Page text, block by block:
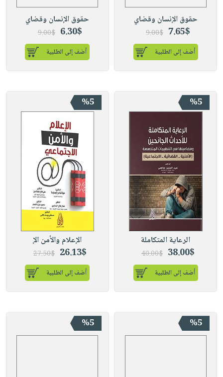
حقوق الإنسان وقضاي
7.65$
9.00$
أضف إلى الطلبية
حقوق الإنسان وقضاي
6.30$
9.00$
أضف إلى الطلبية
%5
الرعاية المتكاملة
38.00$
40.00$
أضف إلى الطلبية
%5
الإعلام والأمن الإ
26.13$
27.50$
أضف إلى الطلبية
%5
%5